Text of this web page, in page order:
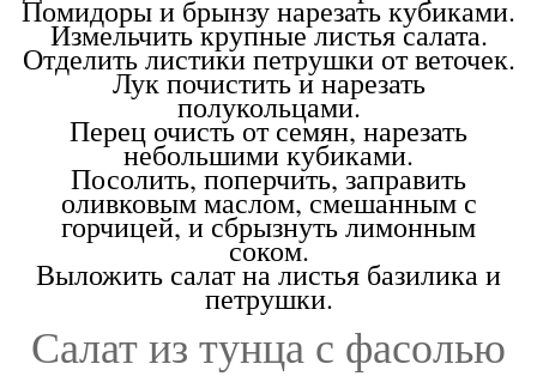
Помидоры и брынзу нарезать кубиками.
Измельчить крупные листья салата.
Отделить листики петрушки от веточек.
Лук почистить и нарезать
полукольцами.
Перец очисть от семян, нарезать
небольшими кубиками.
Посолить, поперчить, заправить
оливковым маслом, смешанным с
горчицей, и сбрызнуть лимонным
соком.
Выложить салат на листья базилика и
петрушки.
Салат из тунца с фасолью